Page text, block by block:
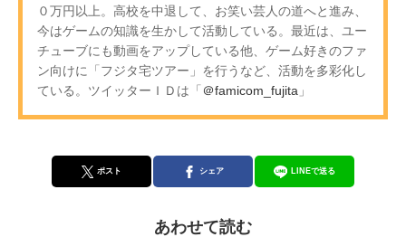
０万円以上。高校を中退して、お笑い芸人の道へと進み、
今はゲームの知識を生かして活動している。最近は、ユー
チューブにも動画をアップしている他、ゲーム好きのファ
ン向けに「フジタ宅ツアー」を行うなど、活動を多彩化し
ている。ツイッターＩＤは「 ＠famicom_fujita 」
ポスト シェア LINEで送る
あわせて読む